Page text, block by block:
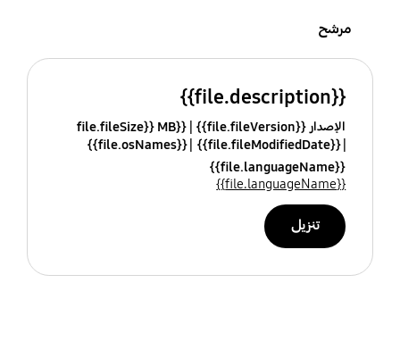
مرشح
{{file.description}}
الإصدار {{file.fileVersion}}
{{file.fileSize}} MB
{{file.fileModifiedDate}}
{{file.osNames}}
{{file.languageName}}
{{file.languageName}}
تنزيل